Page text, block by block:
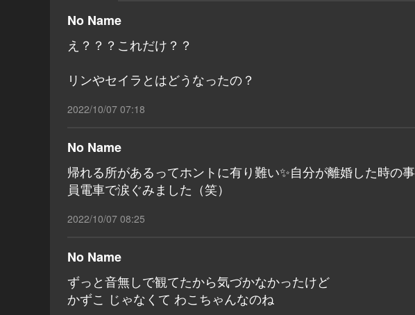
No Name
え？？？これだけ？？
リンやセイラとはどうなったの？
2022/10/07 07:18
No Name
帰れる所があるってホントに有り難い✨自分が離婚した時の
員電車で涙ぐみました（笑）
2022/10/07 08:25
No Name
ずっと音無しで観てたから気づかなかったけど
かずこ じゃなくて わこちゃんなのね